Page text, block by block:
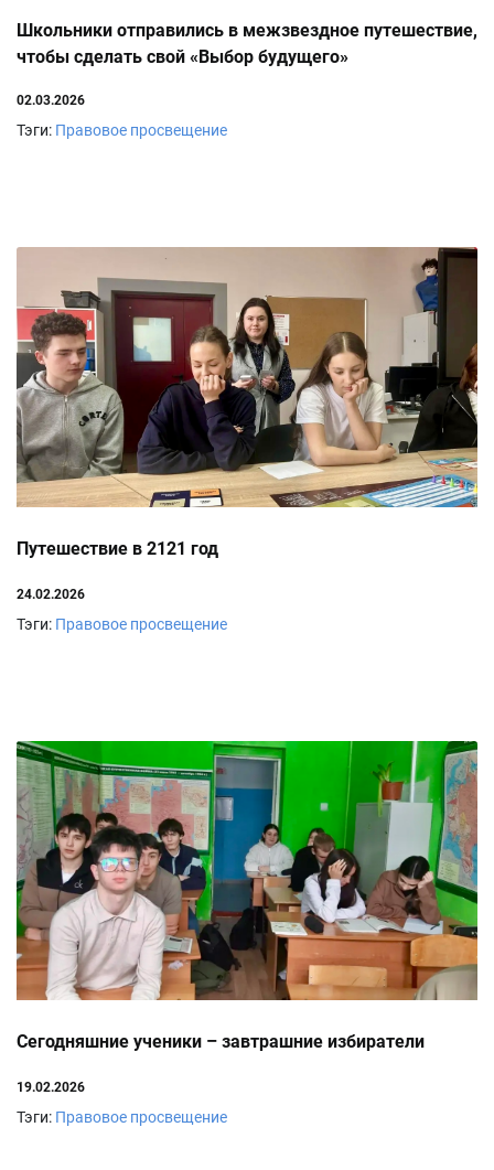
Школьники отправились в межзвездное путешествие,
чтобы сделать свой «Выбор будущего»
02.03.2026
Тэги: Правовое просвещение
Путешествие в 2121 год
24.02.2026
Тэги: Правовое просвещение
Сегодняшние ученики – завтрашние избиратели
19.02.2026
Тэги: Правовое просвещение